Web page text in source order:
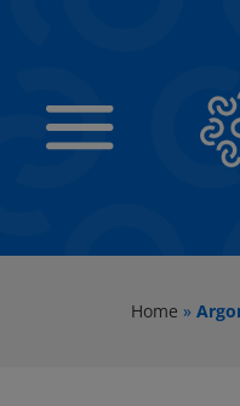
Vai al sezione
Vai al Contenuto
Vai alla sezione
Vai al footer
Home »